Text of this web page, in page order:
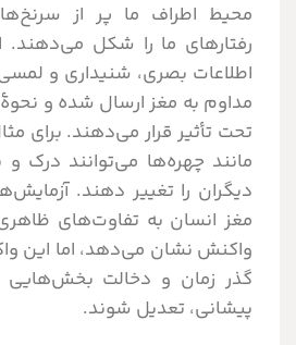
محیط اطراف ما پر از
رفتارهای ما را شکل
اطلاعات بصری، شنیداری و
مداوم به مغز ارسال شده و نحوۀ
تحت تأثیر قرار می‌دهند. برای
مانند چهره‌ها می‌توانند درک
دیگران را تغییر دهند.
مغز انسان به تفاوت‌های
واکنش نشان می‌دهد، اما این
گذر زمان و دخالت بخش‌هایی
پیشانی، تعدیل شوند.